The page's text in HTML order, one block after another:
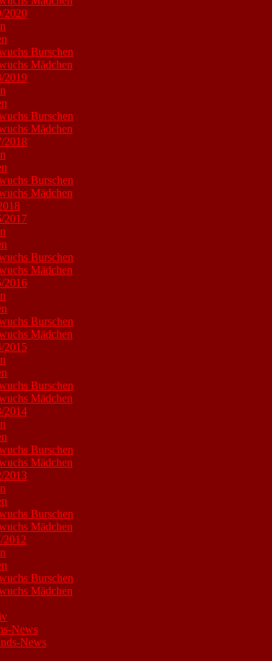
2020
Burschen
Mädchen
2019
Burschen
Mädchen
2018
Burschen
Mädchen
2017
Burschen
Mädchen
2016
Burschen
Mädchen
2015
Burschen
Mädchen
2014
Burschen
Mädchen
2013
Burschen
Mädchen
2012
Burschen
Mädchen
News
News